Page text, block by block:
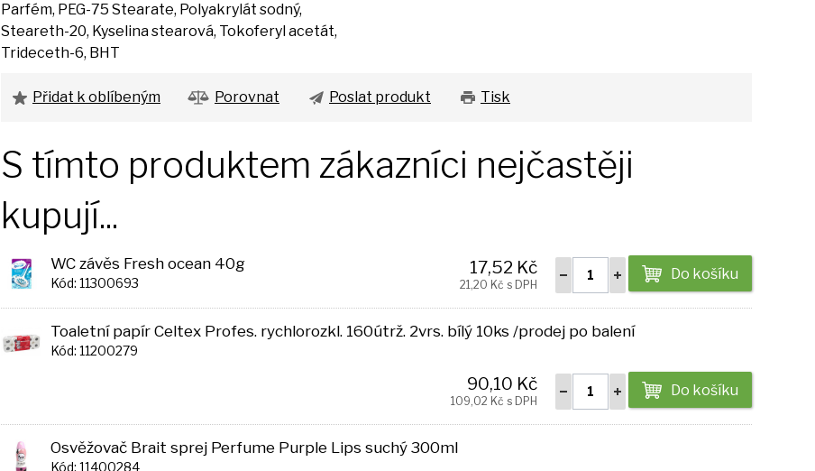
Parfém, PEG-75 Stearate, Polyakrylát sodný,
Steareth-20, Kyselina stearová, Tokoferyl acetát,
Trideceth-6, BHT
Přidat k oblíbeným Porovnat Poslat produkt Tisk
S tímto produktem zákazníci nejčastěji
kupují...
WC závěs Fresh ocean 40g
Kód: 11300693
Do košíku
17,52 Kč
21,20 Kč s DPH
Toaletní papír Celtex Profes. rychlorozkl. 160útrž. 2vrs. bílý 10ks /prodej po balení
Kód: 11200279
Do košíku
90,10 Kč
109,02 Kč s DPH
Osvěžovač Brait sprej Perfume Purple Lips suchý 300ml
Kód: 11400284